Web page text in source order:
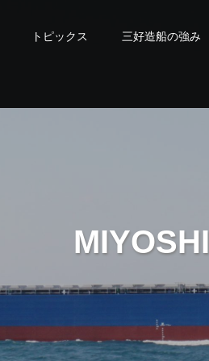
トピックス 三好造船の強み
IYOSHI S